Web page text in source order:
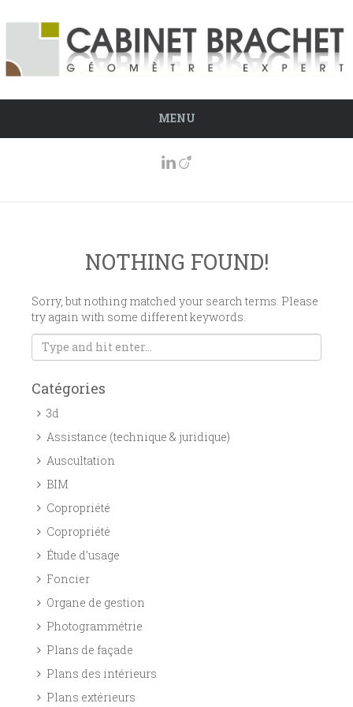
MENU
NOTHING FOUND!
Sorry, but nothing matched your search terms. Please
try again with some different keywords.
Catégories
3d
Assistance (technique & juridique)
Auscultation
BIM
Copropriété
Copropriété
Étude d'usage
Foncier
Organe de gestion
Photogrammétrie
Plans de façade
Plans des intérieurs
Plans extérieurs